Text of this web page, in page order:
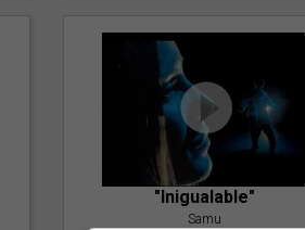
"Inigualable"
Samu